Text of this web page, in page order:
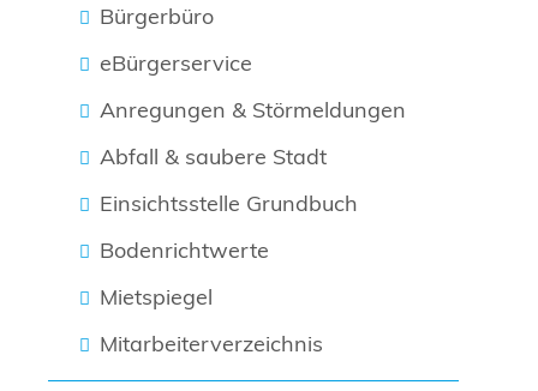
Bürgerbüro
eBürgerservice
Anregungen & Störmeldungen
Abfall & saubere Stadt
Einsichtsstelle Grundbuch
Bodenrichtwerte
Mietspiegel
Mitarbeiterverzeichnis